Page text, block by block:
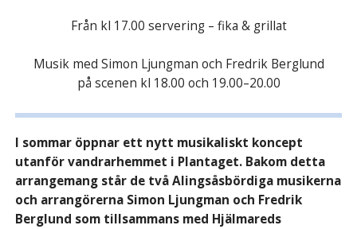
Från kl 17.00 servering – fika & grillat
Musik med Simon Ljungman och Fredrik Berglund
på scenen kl 18.00 och 19.00–20.00
I sommar öppnar ett nytt musikaliskt koncept
utanför vandrarhemmet i Plantaget. Bakom detta
arrangemang står de två Alingsåsbördiga musikerna
och arrangörerna Simon Ljungman och Fredrik
Berglund som tillsammans med Hjälmareds